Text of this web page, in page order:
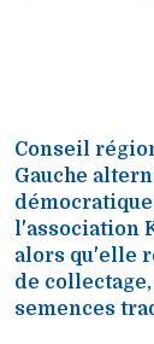
Conseil
Gauche
l'association
alors qu'elle
de
semences